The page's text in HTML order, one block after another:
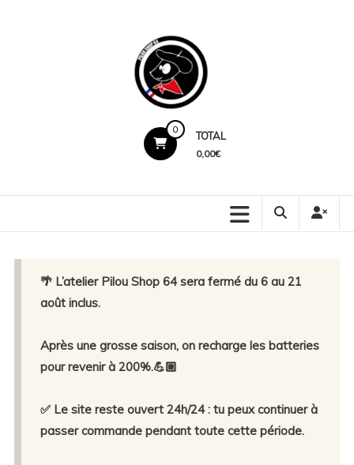
premium.
Service
humain.
0
TOTAL
0,00€
🌴 L’atelier Pilou Shop 64 sera fermé du 6 au 21
août inclus.
Après une grosse saison, on recharge les batteries
pour revenir à 200%.💪🏼
✅ Le site reste ouvert 24h/24 : tu peux continuer à
passer commande pendant toute cette période.